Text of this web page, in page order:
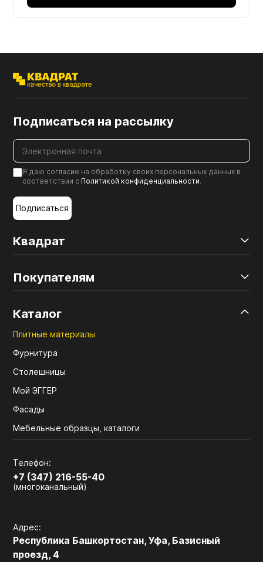
Квадрат
Покупателям
Каталог
Плитные материалы
Фурнитура
Столешницы
Мой ЭГГЕР
Фасады
Мебельные образцы, каталоги
Телефон:
+7 (347) 216-55-40
(многоканальный)
Адрес:
Республика Башкортостан, Уфа, Базисный
проезд, 4
Подписаться на рассылку
Я даю согласие на обработку своих персональных данных в
соответствии с Политикой конфиденциальности.
Подписаться